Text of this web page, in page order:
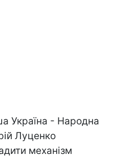
Україна - Народна
Луценко
механізм